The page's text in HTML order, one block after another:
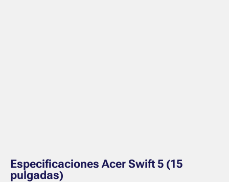
Especificaciones Acer Swift 5 (15
pulgadas)